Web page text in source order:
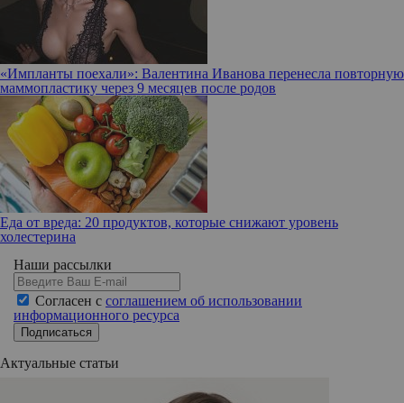
«Импланты поехали»: Валентина Иванова перенесла повторную
маммопластику через 9 месяцев после родов
Еда от вреда: 20 продуктов, которые снижают уровень
холестерина
Наши рассылки
Согласен с соглашением об использовании
информационного ресурса
Подписаться
Актуальные статьи